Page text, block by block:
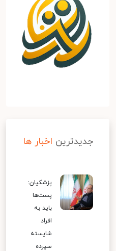
جدیدترین اخبار ها
پزشکیان:
پست‌ها
باید به
افراد
شایسته
سپرده